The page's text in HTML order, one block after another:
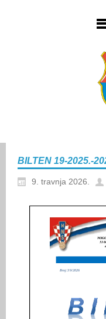
BILTEN 19-2025.-
9. travnja 2026.